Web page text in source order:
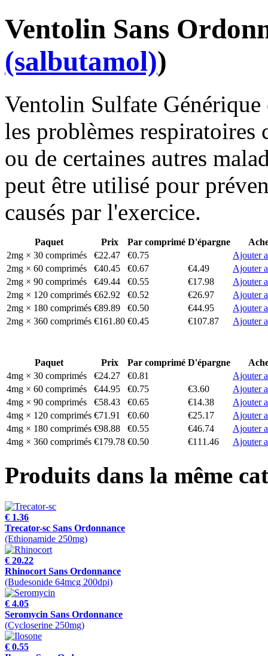
Ventolin Sans
(salbutamol))
Ventolin Sulfate
les problèmes respiratoires
ou de certaines autres
peut être utilisé pour
causés par l'exercice.
Paquet Prix Par comprimé D'épargne
2mg × 30 comprimés
€22.47 €0.75
Ajouter
2mg × 60 comprimés
€40.45 €0.67 €4.49
Ajouter
2mg × 90 comprimés
€49.44 €0.55 €17.98
Ajouter
2mg × 120 comprimés €62.92 €0.52 €26.97
Ajouter
2mg × 180 comprimés €89.89 €0.50 €44.95
Ajouter
2mg × 360 comprimés €161.80 €0.45 €107.87 Ajouter
Paquet Prix Par comprimé D'épargne
4mg × 30 comprimés
€24.27 €0.81
Ajouter
4mg × 60 comprimés
€44.95 €0.75 €3.60
Ajouter
4mg × 90 comprimés
€58.43 €0.65 €14.38
Ajouter
4mg × 120 comprimés €71.91 €0.60 €25.17
Ajouter
4mg × 180 comprimés €98.88 €0.55 €46.74
Ajouter
4mg × 360 comprimés €179.78 €0.50 €111.46 Ajouter
Produits dans la même
€ 1.36
Trecator-sc Sans Ordonnance
(Ethionamide 250mg)
€ 20.22
Rhinocort Sans Ordonnance
(Budesonide 64mcg 200dpi)
€ 4.05
Seromycin Sans Ordonnance
(Cycloserine 250mg)
€ 0.55